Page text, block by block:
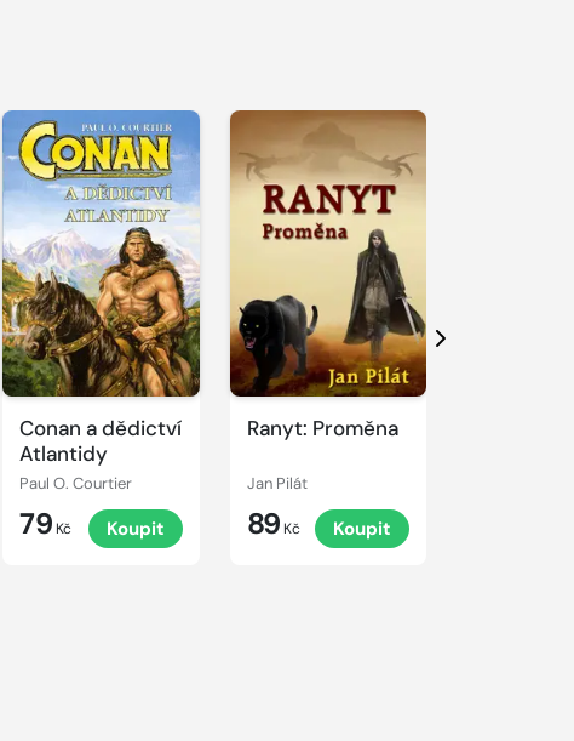
Conan a dědictví
Atlantidy
Paul O. Courtier
79 Kč Koupit
Ranyt: Proměna
Jan Pilát
89 Kč Koupit
Další